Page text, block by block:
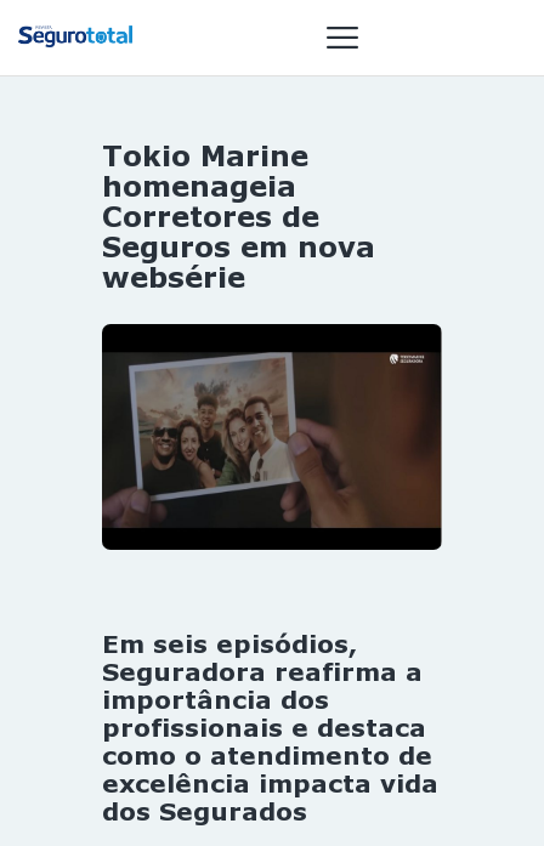
NOTÍCIAS
REVISTA
ESPECIAIS
GAIVOTA DE
ST SUMMIT
MULHERES
GESTORAS
HOMEST
HOME
Tokio Marine
homenageia
Corretores de
Seguros em nova
websérie
Em seis episódios,
Seguradora reafirma a
importância dos
profissionais e destaca
como o atendimento de
excelência impacta vida
dos Segurados